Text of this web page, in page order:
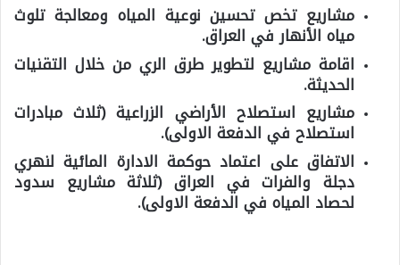
مشاريع تخص تحسين نوعية المياه ومعالجة تلوث
مياه الأنهار في العراق.
اقامة مشاريع لتطوير طرق الري من خلال التقنيات
الحديثة.
مشاريع استصلاح الأراضي الزراعية (ثلاث مبادرات
استصلاح في الدفعة الاولى).
الاتفاق على اعتماد حوكمة الادارة المائية لنهري
دجلة والفرات في العراق (ثلاثة مشاريع سدود
لحصاد المياه في الدفعة الاولى).